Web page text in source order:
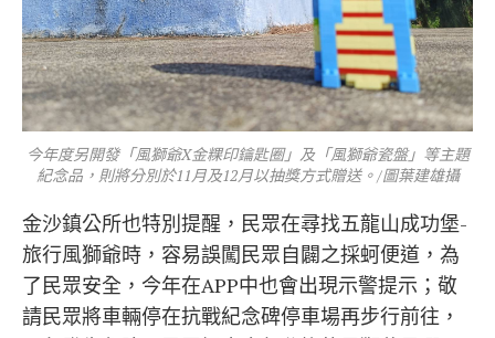
今年度另開發「風獅爺X金粿印鑰匙圈」及「風獅爺瓷盤」等主題
紀念品，則將分別於11月及12月以抽獎方式贈送。/圖葉建雄攝
金沙鎮公所也特別提醒，民眾在尋找五龍山成功堡-
旅行風獅爺時，容易誤闖民眾自闢之採蚵便道，為
了民眾安全，今年在APP中也會出現示警提示；敬
請民眾將車輛停在抗戰紀念碑停車場再步行前往，